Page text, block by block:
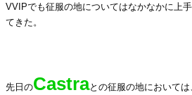
VVIPでも征服の地についてはなかなかに上
てきた。
先日のCastraとの征服の地においては